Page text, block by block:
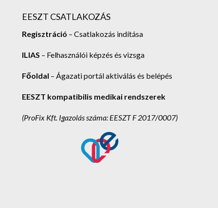
EESZT CSATLAKOZÁS
Regisztráció – Csatlakozás indítása
ILIAS – Felhasználói képzés és vizsga
Főoldal – Ágazati portál aktiválás és belépés
EESZT kompatibilis medikai rendszerek
(ProFix Kft. Igazolás száma: EESZT F 2017/0007)